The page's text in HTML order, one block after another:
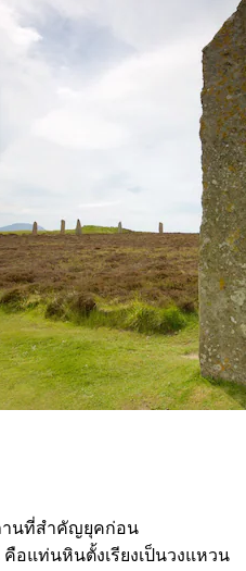
านที่สำคัญยุคก่อน
อแท่นหินตั้งเรียงเป็นวงแหวน